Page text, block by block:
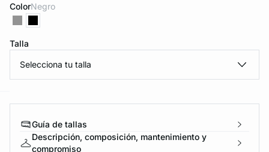
Color negro
Talla
Selecciona tu talla
Guía de tallas
Descripción, composición, mantenimiento y
compromiso